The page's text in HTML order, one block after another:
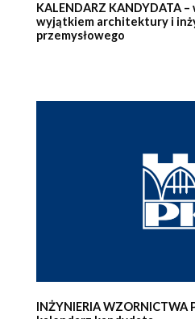
KALENDARZ KANDYDATA
wyjątkiem architektury i
przemysłowego
INŻYNIERIA WZORNICTWA